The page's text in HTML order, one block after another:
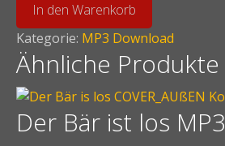
In den Warenkorb
Kategorie: MP3 Download
Ähnliche Produkte
Der Bär ist los MP3